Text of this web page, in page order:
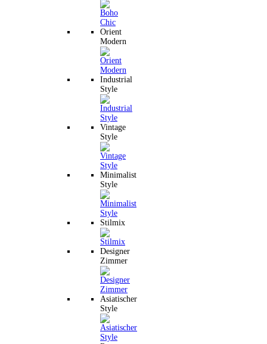
Orient
Modern
Industrial
Style
Vintage
Style
Minimalist
Style
Stilmix
Designer
Zimmer
Asiatischer
Style